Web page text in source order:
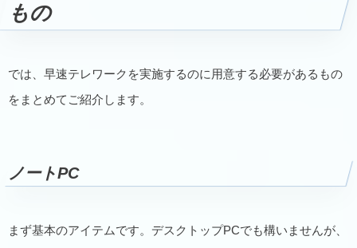
もの
では、早速テレワークを実施するのに用意する必要があるもの
をまとめてご紹介します。
ノートPC
まず基本のアイテムです。デスクトップPCでも構いませんが、